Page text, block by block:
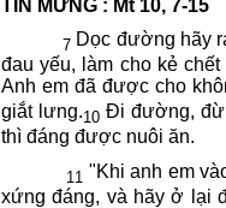
TIN MỪNG : Mt 10, 7-15
7 Dọc đường hãy
đau yếu, làm cho kẻ
Anh em đã được cho
giắt lưng.10 Đi đường,
thì đáng được nuôi ăn.
11 "Khi anh em
xứng đáng, và hãy ở lại